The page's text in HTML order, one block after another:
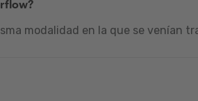
modalidad en la que se venían